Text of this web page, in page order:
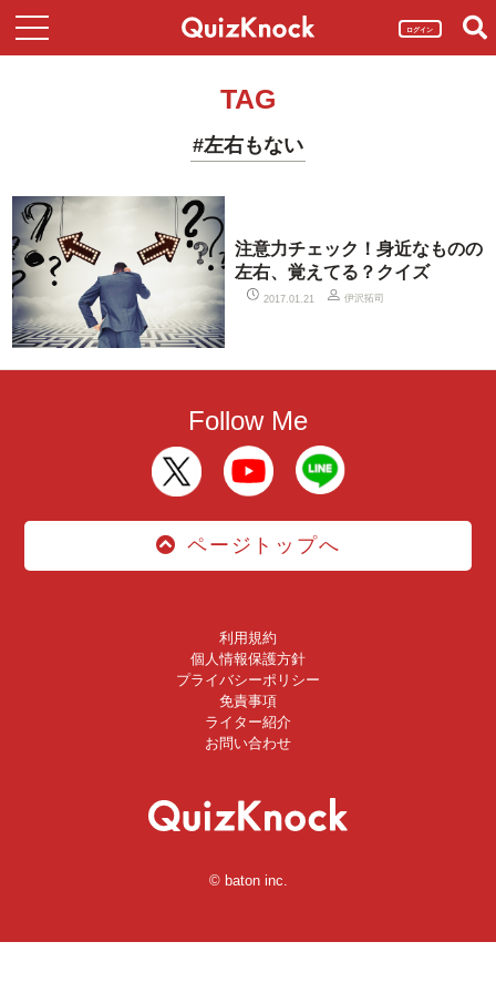
ログイン
TAG
#左右もない
注意力チェック！身近なものの
左右、覚えてる？クイズ
2017.01.21 伊沢拓司
Follow Me
ページトップへ
利用規約
個人情報保護方針
プライバシーポリシー
免責事項
ライター紹介
お問い合わせ
© baton inc.